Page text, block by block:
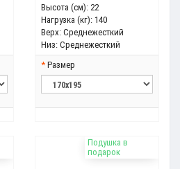
Высота (см): 22
Нагрузка (кг): 140
Верх: Среднежесткий
Низ: Среднежесткий
Размер
Подушка в
подарок